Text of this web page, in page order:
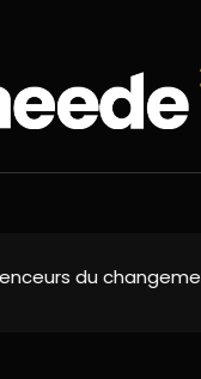
du changement.